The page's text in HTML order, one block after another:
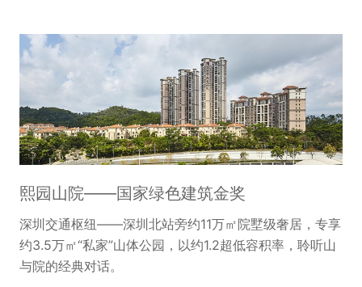
熙园山院——国家绿色建筑金奖
深圳交通枢纽——深圳北站旁约11万㎡院墅级奢居，专享
约3.5万㎡“私家”山体公园，以约1.2超低容积率，聆听山
与院的经典对话。